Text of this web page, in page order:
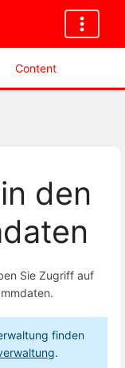
Content
den
Sie Zugriff auf
finden
.